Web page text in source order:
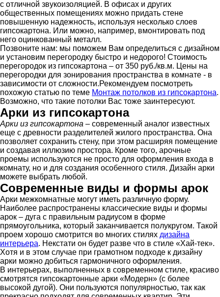
с отличной звукоизоляцией. В офисах и других
общественных помещениях можно придать стене
повышенную надежность, используя несколько слоев
гипсокартона. Или можно, например, вмонтировать под
него оцинкованный металл.
Позвоните нам: мы поможем Вам определиться с дизайном
и установим перегородку быстро и недорого! Стоимость
перегородок из гипсокартона – от 350 руб./кв.м. Цены на
перегородки для зонирования пространства в комнате - в
зависимости от сложности.Рекомендуем посмотреть
похожую статью по теме Монтаж потолков из гипсокартона.
Возможно, что такие потолки Вас тоже заинтересуют.
Арки из гипсокартона
Арки из гипсокартона – современный аналог известных
еще с древности разделителей жилого пространства. Она
позволяет сохранить стену, при этом расширяя помещение
и создавая иллюзию простора. Кроме того, арочные
проемы используются не просто для оформления входа в
комнату, но и для создания особенного стиля. Дизайн арки
можете выбрать любой.
Современные виды и формы арок
Арки межкомнатные могут иметь различную форму.
Наиболее распространены классические виды и формы
арок – дуга с правильным радиусом в форме
прямоугольника, который заканчивается полукругом. Такой
проем хорошо смотрится во многих стилях дизайна
интерьера. Некстати он будет разве что в стиле «Хай-тек».
Хотя и в этом случае при грамотном подходе к дизайну
арки можно добиться гармоничного оформления.
В интерьерах, выполненных в современном стиле, красиво
смотрятся гипсокартонные арки «Модерн» (с более
высокой дугой). Они пользуются популярностью, так как